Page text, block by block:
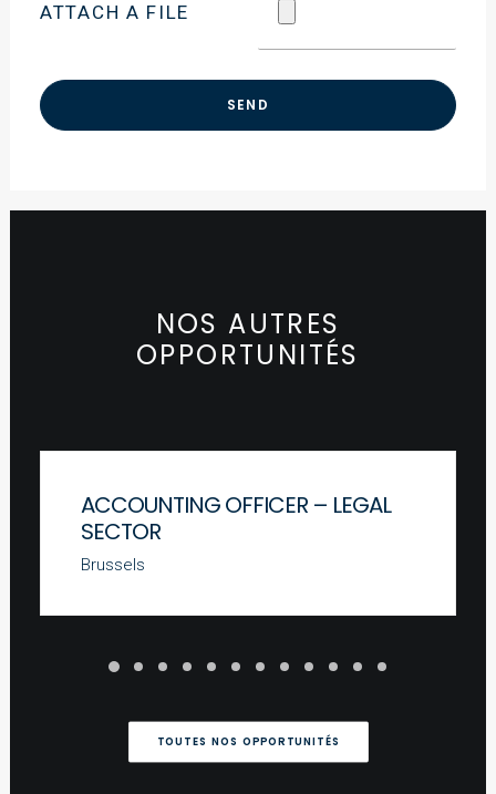
ATTACH A FILE
NOS AUTRES
OPPORTUNITÉS
ACCOUNTING OFFICER – LEGAL
SECTOR
Brussels
TOUTES NOS OPPORTUNITÉS